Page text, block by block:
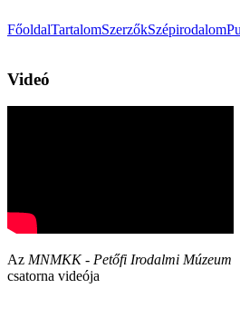
FőoldalTartalomSzerzőkSzépirodalom
Videó
Az MNMKK - Petőfi Irodalmi Múzeum
csatorna videója